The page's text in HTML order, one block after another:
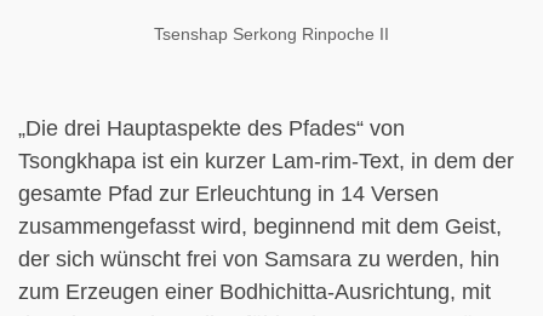
Tsenshap Serkong Rinpoche II
„Die drei Hauptaspekte des Pfades“ von
Tsongkhapa ist ein kurzer Lam-rim-Text, in dem der
gesamte Pfad zur Erleuchtung in 14 Versen
zusammengefasst wird, beginnend mit dem Geist,
der sich wünscht frei von Samsara zu werden, hin
zum Erzeugen einer Bodhichitta-Ausrichtung, mit